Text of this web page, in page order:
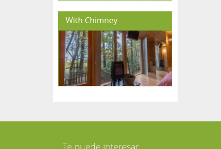
With Chimney
Te puede interesar